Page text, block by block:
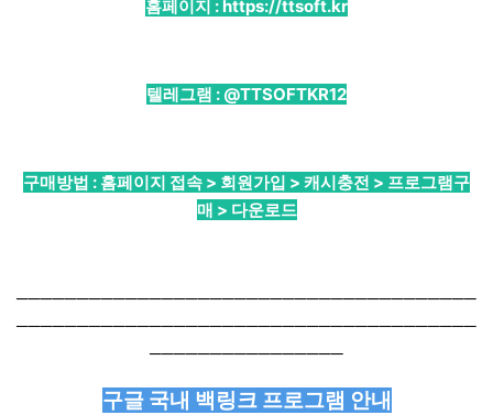
홈페이지 :https://ttsoft.kr
텔레그램 : @TTSOFTKR12
구매방법 : 홈페이지 접속 > 회원가입 > 캐시충전 > 프로그램구
매 > 다운로드
──────────────────────────────────────
──────────────────────────────────────
────────────────
구글 국내 백링크 프로그램 안내